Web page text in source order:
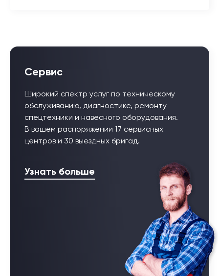
Сервис
Широкий спектр услуг по техническому
обслуживанию, диагностике, ремонту
спецтехники и навесного оборудования.
В вашем распоряжении 17 сервисных
центров и 30 выездных бригад.
Узнать больше